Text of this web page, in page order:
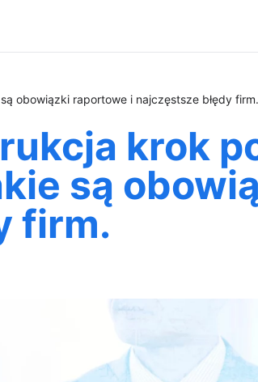
obowiązki raportowe i najczęstsze błędy firm.
krok
są
firm.